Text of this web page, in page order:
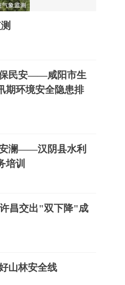
保民安——咸阳市生
期环境安全隐患排
澜——汉阴县水利
培训
昌交出"双下降"成
山林安全线